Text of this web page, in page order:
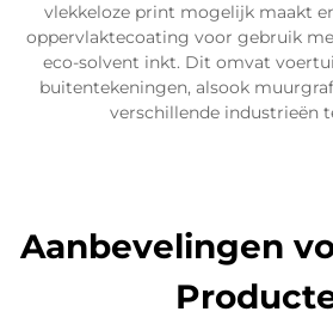
vlekkeloze print mogelijk maakt
oppervlaktecoating voor gebruik
eco-solvent inkt. Dit omvat
buitentekeningen, alsook
verschillende industrieën
Aanbevelingen